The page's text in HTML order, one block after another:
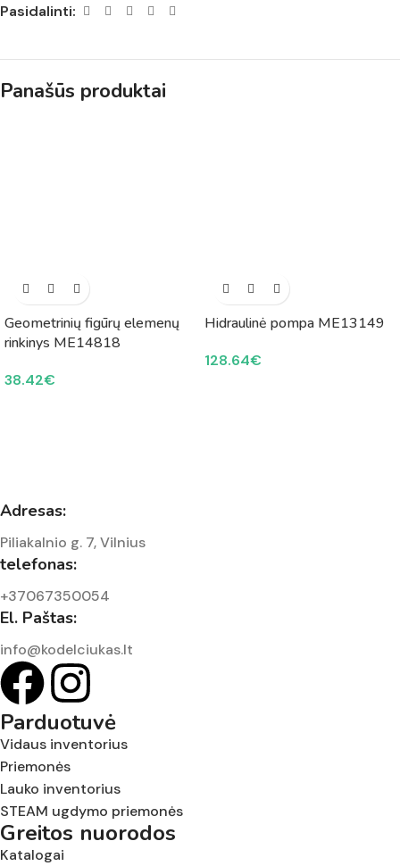
Pasidalinti:
Panašūs produktai
Geometrinių figūrų elemenų
rinkinys ME14818
38.42€
Hidraulinė pompa ME13149
128.64€
Adresas:
Piliakalnio g. 7, Vilnius
telefonas:
+37067350054
El. Paštas:
info@kodelciukas.lt
Parduotuvė
Vidaus inventorius
Priemonės
Lauko inventorius
STEAM ugdymo priemonės
Greitos nuorodos
Katalogai